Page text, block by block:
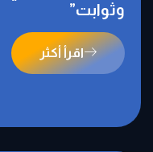
وثوابت”
اقرأ أكثر